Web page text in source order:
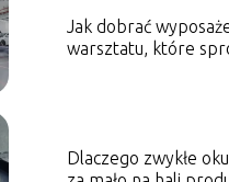
Jak dobrać
warsztatu, które
Dlaczego zwykłe